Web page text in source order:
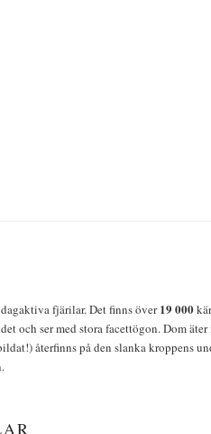
fjärilar. Det finns över19 000
och ser med stora facettögon. Dom
återfinns på den slanka kroppens